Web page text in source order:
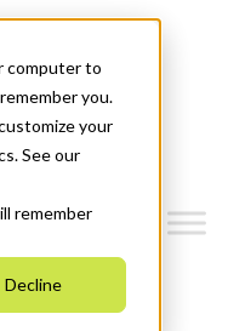
computer to
you.
your
See our
remember
Decline